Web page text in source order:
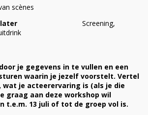
scènes
Screening,
je gegevens in te vullen en een
waarin je jezelf voorstelt. Vertel
wat je acteerervaring is (als je die
graag aan deze workshop wil
t.e.m. 13 juli of tot de groep vol is.